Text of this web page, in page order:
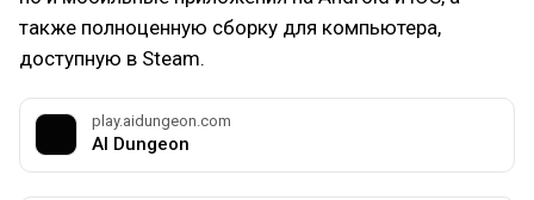
также полноценную сборку для компьютера,
доступную в Steam.
play.aidungeon.com
AI Dungeon